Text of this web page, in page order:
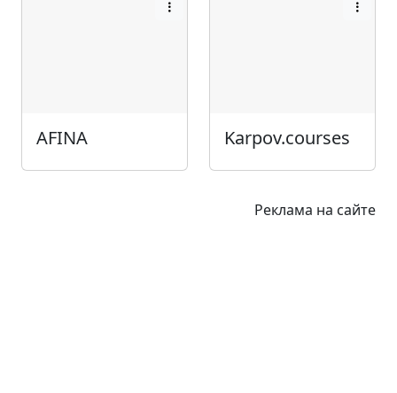
AFINA Karpov.courses
Реклама на сайте